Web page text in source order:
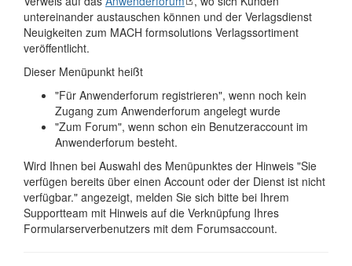
untereinander austauschen können und der Verlagsdienst
Neuigkeiten zum MACH formsolutions Verlagssortiment
veröffentlicht.
Dieser Menüpunkt heißt
"Für Anwenderforum registrieren", wenn noch kein
Zugang zum Anwenderforum angelegt wurde
"Zum Forum", wenn schon ein Benutzeraccount im
Anwenderforum besteht.
Wird Ihnen bei Auswahl des Menüpunktes der Hinweis "Sie
verfügen bereits über einen Account oder der Dienst ist nicht
verfügbar." angezeigt, melden Sie sich bitte bei Ihrem
Supportteam mit Hinweis auf die Verknüpfung Ihres
Formularserverbenutzers mit dem Forumsaccount.